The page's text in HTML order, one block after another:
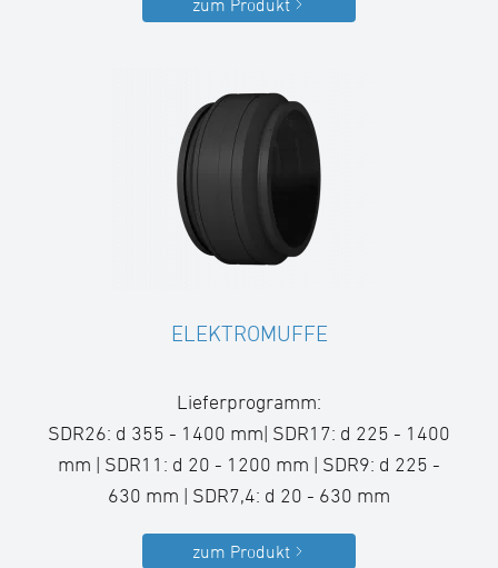
zum Produkt
ELEKTROMUFFE
Lieferprogramm:
SDR26: d 355 - 1400 mm| SDR17: d 225 - 1400
mm | SDR11: d 20 - 1200 mm | SDR9: d 225 -
630 mm | SDR7,4: d 20 - 630 mm
zum Produkt